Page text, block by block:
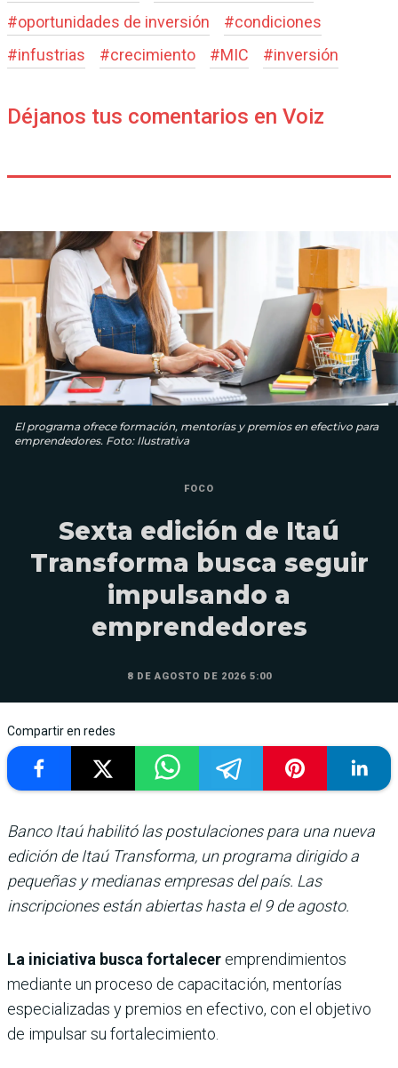
#oportunidades de inversión #condiciones
#infustrias #crecimiento #MIC #inversión
Déjanos tus comentarios en Voiz
El programa ofrece formación, mentorías y premios en efectivo para
emprendedores. Foto: Ilustrativa
FOCO
Sexta edición de Itaú
Transforma busca seguir
impulsando a
emprendedores
8 DE AGOSTO DE 2026 5:00
Compartir en redes
Banco Itaú habilitó las postulaciones para una nueva
edición de Itaú Transforma, un programa dirigido a
pequeñas y medianas empresas del país. Las
inscripciones están abiertas hasta el 9 de agosto.
La iniciativa busca fortalecer emprendimientos
mediante un proceso de capacitación, mentorías
especializadas y premios en efectivo, con el objetivo
de impulsar su fortalecimiento.